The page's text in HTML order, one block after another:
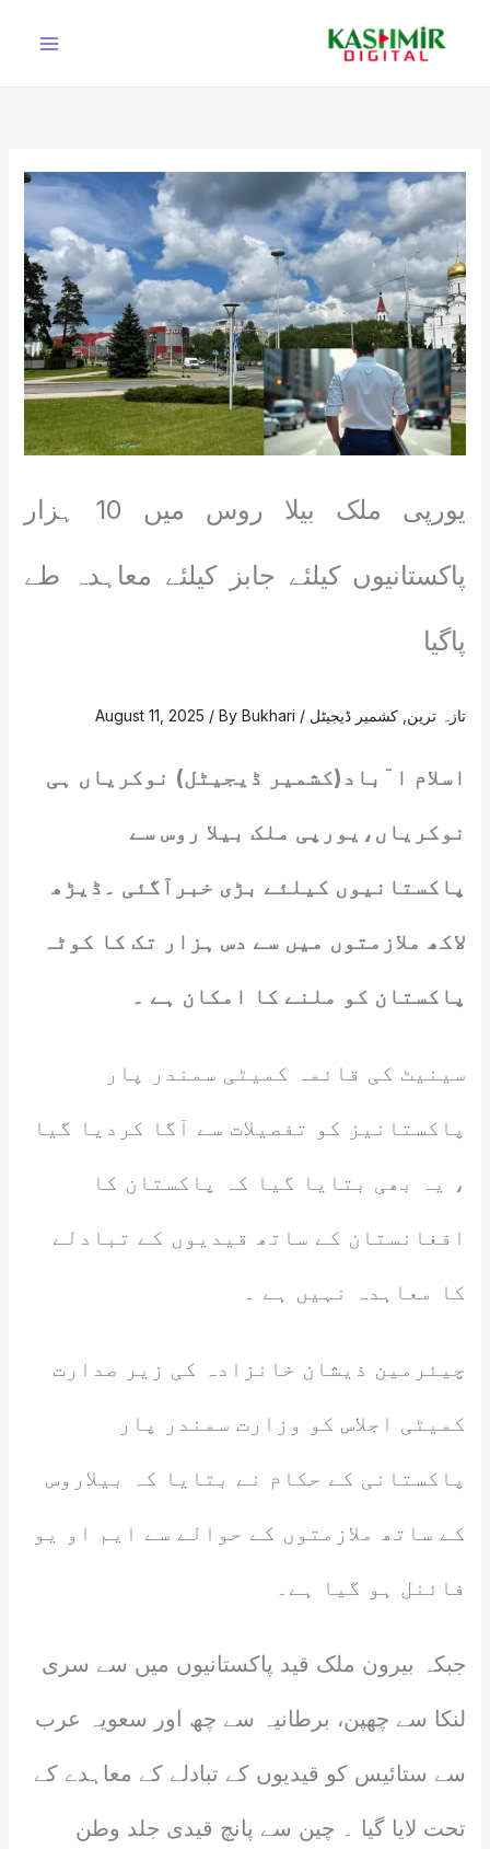
یورپی ملک بیلا روس میں 10 ہزار
پاکستانیوں کیلئے جابز کیلئے معاہدہ طے
پاگیا
تازہ ترین کشمیر ڈیجیٹل /
August 11, 2025 / ByBukhari
اسلام ا ٓباد(کشمیر ڈیجیٹل) نوکریاں ہی
نوکریاں،یورپی ملک بیلا روس سے
پاکستانیوں کیلئے بڑی خبرآگئی ۔ڈیڑھ
لاکھ ملازمتوں میں سے دس ہزار تک کا کوٹہ
پاکستان کو ملنے کا امکان ہے ۔
سینیٹ کی قائمہ کمیٹی سمندر پار
پاکستانیز کو تفصیلات سے آگا کردیا گیا
، یہ بھی بتایا گیا کہ پاکستان کا
افغانستان کے ساتھ قیدیوں کے تبادلے
کا معاہدہ نہیں ہے ۔
چیئرمین ذیشان خانزادہ کی زیر صدارت
کمیٹی اجلاس کو وزارت سمندر پار
پاکستانی کے حکام نے بتایا کہ بیلاروس
کے ساتھ ملازمتوں کے حوالے سے ایم او یو
فائنل ہو گیا ہے۔
جبکہ بیرون ملک قید پاکستانیوں میں سے سری
لنکا سے چھپن، برطانیہ سے چھ اور سعویہ عرب
سے ستائیس کو قیدیوں کے تبادلے کے معاہدے کے
تحت لایا گیا ۔ چین سے پانچ قیدی جلد وطن